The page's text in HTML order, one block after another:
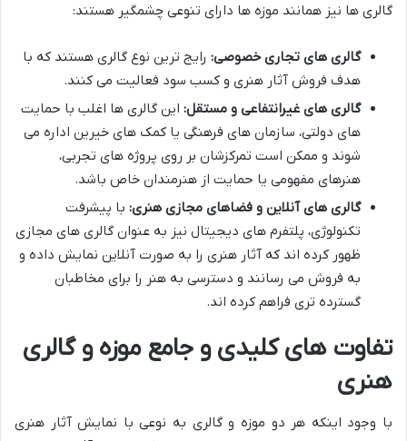
گالری ها نیز همانند موزه ها دارای تنوعی چشمگیر هستند:
گالری های تجاری خصوصی: رایج ترین نوع گالری هستند که با
هدف فروش آثار هنری و کسب سود فعالیت می کنند.
گالری های غیرانتفاعی و مستقل: این گالری ها اغلب با حمایت
های دولتی، سازمان های فرهنگی یا کمک های خیرین اداره می
شوند و ممکن است تمرکزشان بر روی پروژه های تجربی،
هنرهای مفهومی یا حمایت از هنرمندان خاص باشد.
گالری های آنلاین و فضاهای مجازی هنری: با پیشرفت
تکنولوژی، پلتفرم های دیجیتال نیز به عنوان گالری های مجازی
ظهور کرده اند که آثار هنری را به صورت آنلاین نمایش داده و
به فروش می رسانند و دسترسی به هنر را برای مخاطبان
گسترده تری فراهم کرده اند.
تفاوت های کلیدی و جامع موزه و گالری
هنری
با وجود اینکه هر دو موزه و گالری به نوعی با نمایش آثار هنری